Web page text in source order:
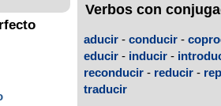
Verbos con
aducir - conducir -
educir - inducir -
reconducir - reducir -
traducir